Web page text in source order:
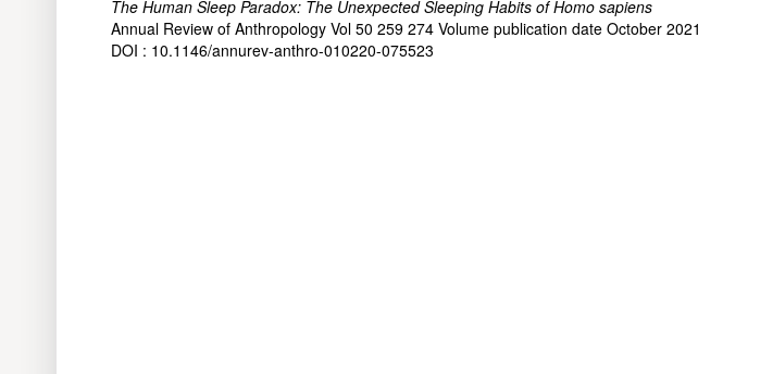
The Human Sleep Paradox: The Unexpected Sleeping Habits of Homo sapiens
Annual Review of Anthropology Vol 50 259 274 Volume publication date October 2021
DOI : 10.1146/annurev-anthro-010220-075523